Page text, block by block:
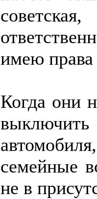
имею права
Когда они
семейные
не в